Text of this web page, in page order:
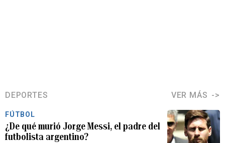
DEPORTES VER MÁS
FÚTBOL
¿De qué murió Jorge Messi, el padre del
futbolista argentino?